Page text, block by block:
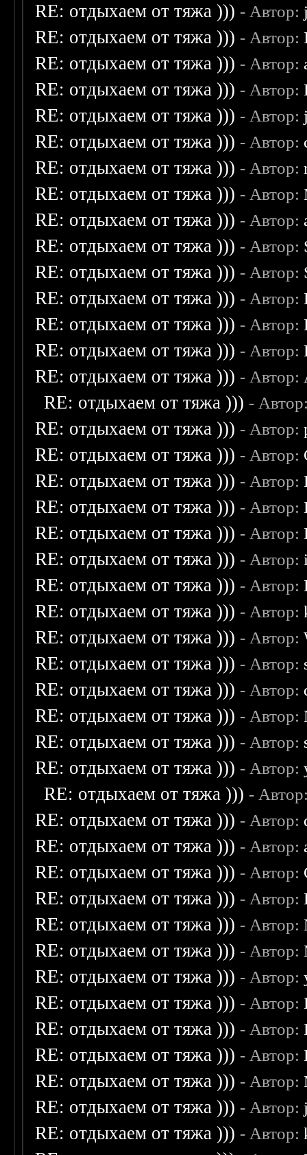
RE: отдыхаем от тяжа ))) - Автор:
RE: отдыхаем от тяжа ))) - Автор:
RE: отдыхаем от тяжа ))) - Автор:
RE: отдыхаем от тяжа ))) - Автор:
RE: отдыхаем от тяжа ))) - Автор:
RE: отдыхаем от тяжа ))) - Автор:
RE: отдыхаем от тяжа ))) - Автор:
RE: отдыхаем от тяжа ))) - Автор:
RE: отдыхаем от тяжа ))) - Автор:
RE: отдыхаем от тяжа ))) - Автор:
RE: отдыхаем от тяжа ))) - Автор:
RE: отдыхаем от тяжа ))) - Автор:
RE: отдыхаем от тяжа ))) - Автор:
RE: отдыхаем от тяжа ))) - Автор:
RE: отдыхаем от тяжа ))) - Автор:
RE: отдыхаем от тяжа ))) -
RE: отдыхаем от тяжа ))) - Автор:
RE: отдыхаем от тяжа ))) - Автор:
RE: отдыхаем от тяжа ))) - Автор:
RE: отдыхаем от тяжа ))) - Автор:
RE: отдыхаем от тяжа ))) - Автор:
RE: отдыхаем от тяжа ))) - Автор:
RE: отдыхаем от тяжа ))) - Автор:
RE: отдыхаем от тяжа ))) - Автор:
RE: отдыхаем от тяжа ))) - Автор:
RE: отдыхаем от тяжа ))) - Автор:
RE: отдыхаем от тяжа ))) - Автор:
RE: отдыхаем от тяжа ))) - Автор:
RE: отдыхаем от тяжа ))) - Автор:
RE: отдыхаем от тяжа ))) - Автор:
RE: отдыхаем от тяжа ))) -
RE: отдыхаем от тяжа ))) - Автор:
RE: отдыхаем от тяжа ))) - Автор:
RE: отдыхаем от тяжа ))) - Автор:
RE: отдыхаем от тяжа ))) - Автор:
RE: отдыхаем от тяжа ))) - Автор:
RE: отдыхаем от тяжа ))) - Автор:
RE: отдыхаем от тяжа ))) - Автор:
RE: отдыхаем от тяжа ))) - Автор:
RE: отдыхаем от тяжа ))) - Автор:
RE: отдыхаем от тяжа ))) - Автор:
RE: отдыхаем от тяжа ))) - Автор:
RE: отдыхаем от тяжа ))) - Автор:
RE: отдыхаем от тяжа ))) - Автор: